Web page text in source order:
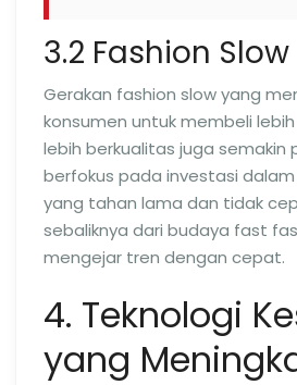
3.2 Fashion Slow
Gerakan fashion slow yang
konsumen untuk membeli
lebih berkualitas juga semakin
berfokus pada investasi
yang tahan lama dan tidak
sebaliknya dari budaya fast
mengejar tren dengan cepat.
4. Teknologi
yang